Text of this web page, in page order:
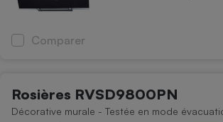
Comparer
Rosières RVSD9800PN
Décorative murale - Testée en mode